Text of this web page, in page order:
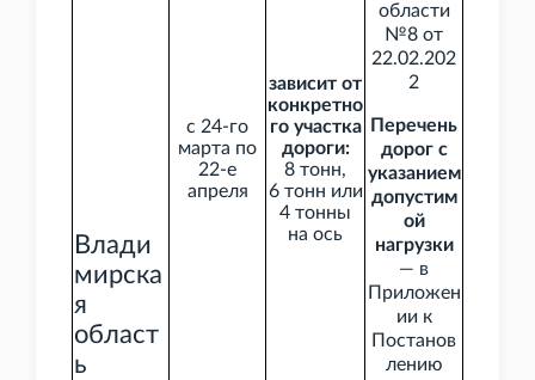
Влади
мирска
я
област
ь
с 24-го
марта по
22-е
апреля
зависит от
конкретно
го участка
дороги:
8 тонн,
6 тонн или
4 тонны
на ось
области
№8 от
22.02.202
2
Перечень
дорог с
указанием
допустим
ой
нагрузки
— в
Приложен
ии к
Постанов
лению